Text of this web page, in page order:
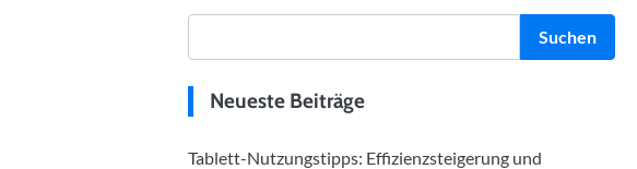
Suchen
Neueste Beiträge
Tablett-Nutzungstipps: Effizienzsteigerung und